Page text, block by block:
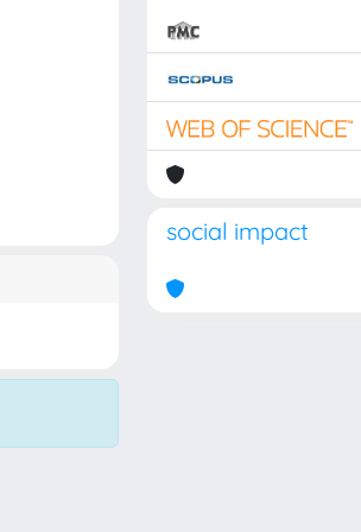
social impact